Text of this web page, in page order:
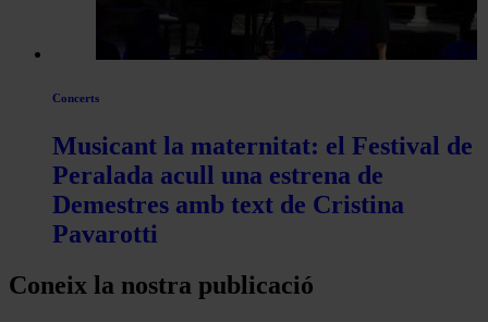
Concerts
Musicant la maternitat: el Festival de
Peralada acull una estrena de
Demestres amb text de Cristina
Pavarotti
Coneix la nostra publicació